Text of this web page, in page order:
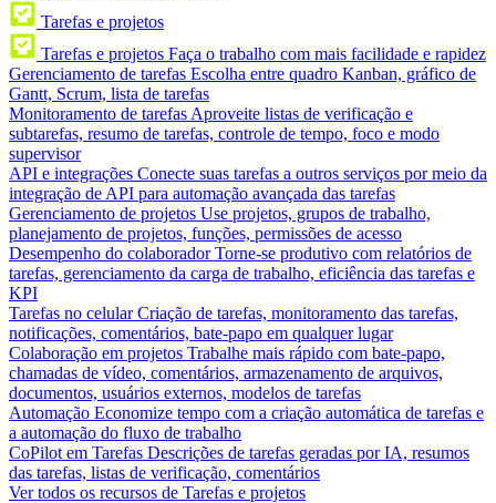
Tarefas e projetos
Tarefas e projetos Faça o trabalho com mais facilidade e rapidez
Gerenciamento de tarefas Escolha entre quadro Kanban, gráfico de
Gantt, Scrum, lista de tarefas
Monitoramento de tarefas Aproveite listas de verificação e
subtarefas, resumo de tarefas, controle de tempo, foco e modo
supervisor
API e integrações Conecte suas tarefas a outros serviços por meio da
integração de API para automação avançada das tarefas
Gerenciamento de projetos Use projetos, grupos de trabalho,
planejamento de projetos, funções, permissões de acesso
Desempenho do colaborador Torne-se produtivo com relatórios de
tarefas, gerenciamento da carga de trabalho, eficiência das tarefas e
KPI
Tarefas no celular Criação de tarefas, monitoramento das tarefas,
notificações, comentários, bate-papo em qualquer lugar
Colaboração em projetos Trabalhe mais rápido com bate-papo,
chamadas de vídeo, comentários, armazenamento de arquivos,
documentos, usuários externos, modelos de tarefas
Automação Economize tempo com a criação automática de tarefas e
a automação do fluxo de trabalho
CoPilot em Tarefas Descrições de tarefas geradas por IA, resumos
das tarefas, listas de verificação, comentários
Ver todos os recursos de Tarefas e projetos